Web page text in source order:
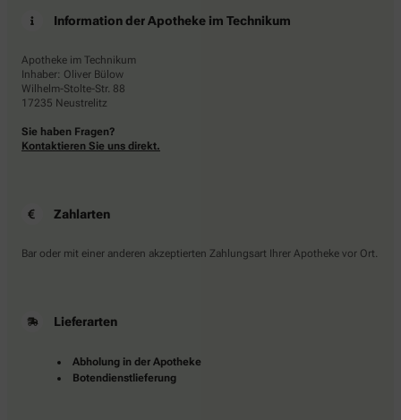
Information der Apotheke im Technikum
Apotheke im Technikum
Inhaber: Oliver Bülow
Wilhelm-Stolte-Str. 88
17235 Neustrelitz
Sie haben Fragen?
Kontaktieren Sie uns direkt.
Zahlarten
Bar oder mit einer anderen akzeptierten Zahlungsart Ihrer Apotheke vor Ort.
Lieferarten
Abholung in der Apotheke
Botendienstlieferung